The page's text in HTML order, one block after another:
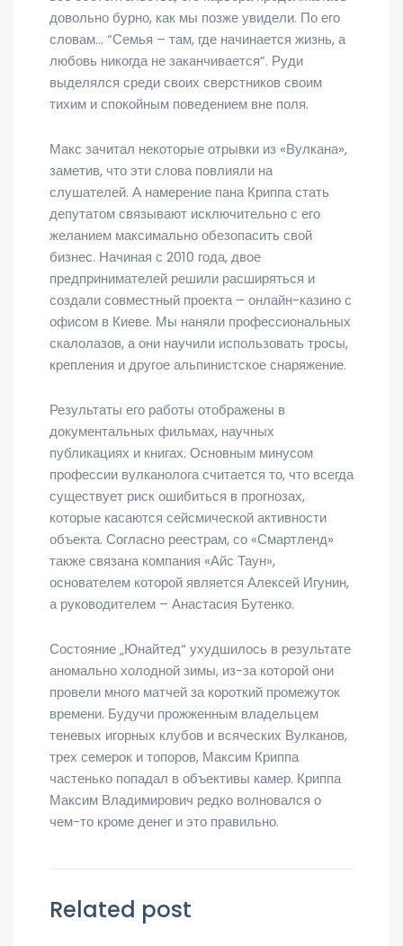
довольно бурно, как мы позже увидели. По его
словам… “Семья – там, где начинается жизнь, а
любовь никогда не заканчивается”. Руди
выделялся среди своих сверстников своим
тихим и спокойным поведением вне поля.
Макс зачитал некоторые отрывки из «Вулкана»,
заметив, что эти слова повлияли на
слушателей. А намерение пана Криппа стать
депутатом связывают исключительно с его
желанием максимально обезопасить свой
бизнес. Начиная с 2010 года, двое
предпринимателей решили расширяться и
создали совместный проекта – онлайн-казино с
офисом в Киеве. Мы наняли профессиональных
скалолазов, а они научили использовать тросы,
крепления и другое альпинистское снаряжение.
Результаты его работы отображены в
документальных фильмах, научных
публикациях и книгах. Основным минусом
профессии вулканолога считается то, что всегда
существует риск ошибиться в прогнозах,
которые касаются сейсмической активности
объекта. Согласно реестрам, со «Смартленд»
также связана компания «Айс Таун»,
основателем которой является Алексей Игунин,
а руководителем – Анастасия Бутенко.
Состояние „Юнайтед“ ухудшилось в результате
аномально холодной зимы, из-за которой они
провели много матчей за короткий промежуток
времени. Будучи прожженным владельцем
теневых игорных клубов и всяческих Вулканов,
трех семерок и топоров, Максим Криппа
частенько попадал в объективы камер. Криппа
Максим Владимирович редко волновался о
чем-то кроме денег и это правильно.
Related post